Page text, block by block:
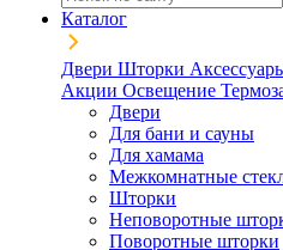
Каталог
Двери Шторки
Акции Освещение
Двери
Для бани и сауны
Для хамама
Межкомнатные
Шторки
Неповоротные
Поворотные шторки